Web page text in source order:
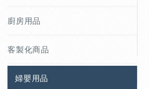
廚房用品
客製化商品
婦嬰用品